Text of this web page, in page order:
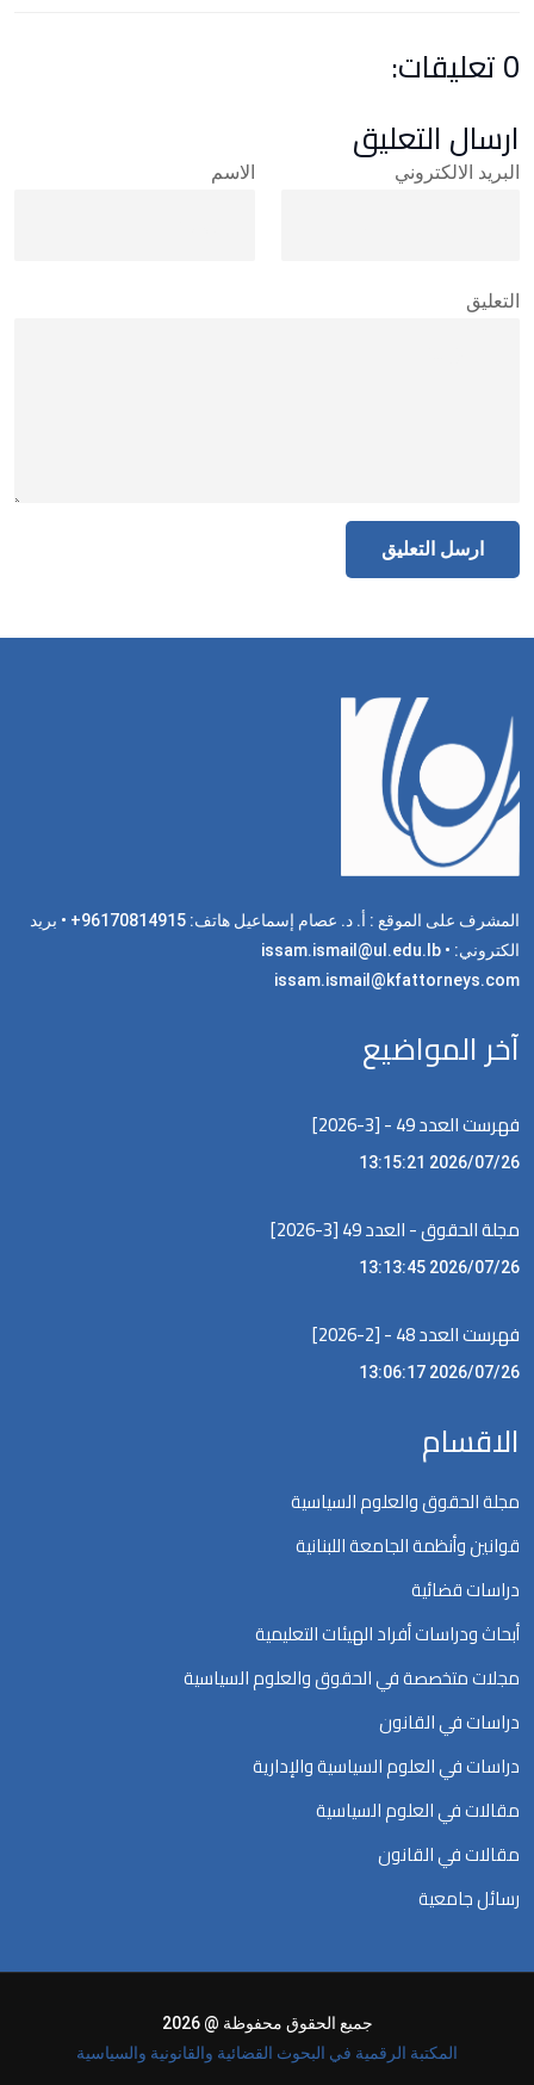
0 تعليقات:
ارسال التعليق
الاسم البريد الالكتروني
التعليق
المشرف على الموقع : أ. د. عصام إسماعيل هاتف: 96170814915+ • بريد
الكتروني: issam.ismail@ul.edu.lb •
issam.ismail@kfattorneys.com
آخر المواضيع
فهرست العدد 49 - [3-2026]
2026/07/26 13:15:21
مجلة الحقوق - العدد 49 [3-2026]
2026/07/26 13:13:45
فهرست العدد 48 - [2-2026]
2026/07/26 13:06:17
الاقسام
مجلة الحقوق والعلوم السياسية
قوانين وأنظمة الجامعة اللبنانية
دراسات قضائية
أبحاث ودراسات أفراد الهيئات التعليمية
مجلات متخصصة في الحقوق والعلوم السياسية
دراسات في القانون
دراسات في العلوم السياسية والإدارية
مقالات في العلوم السياسية
مقالات في القانون
رسائل جامعية
جميع الحقوق محفوظة @ 2026
المكتبة الرقمية في البحوث القضائية والقانونية والسياسية